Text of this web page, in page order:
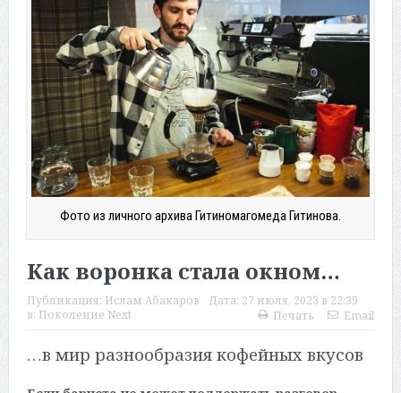
Фото из личного архива Гитиномагомеда Гитинова.
Как воронка стала окном…
Публикация: Ислам Абакаров Дата: 27 июля, 2023 в 22:39
в: Поколение Next Печать Email
…в мир разнообразия кофейных вкусов